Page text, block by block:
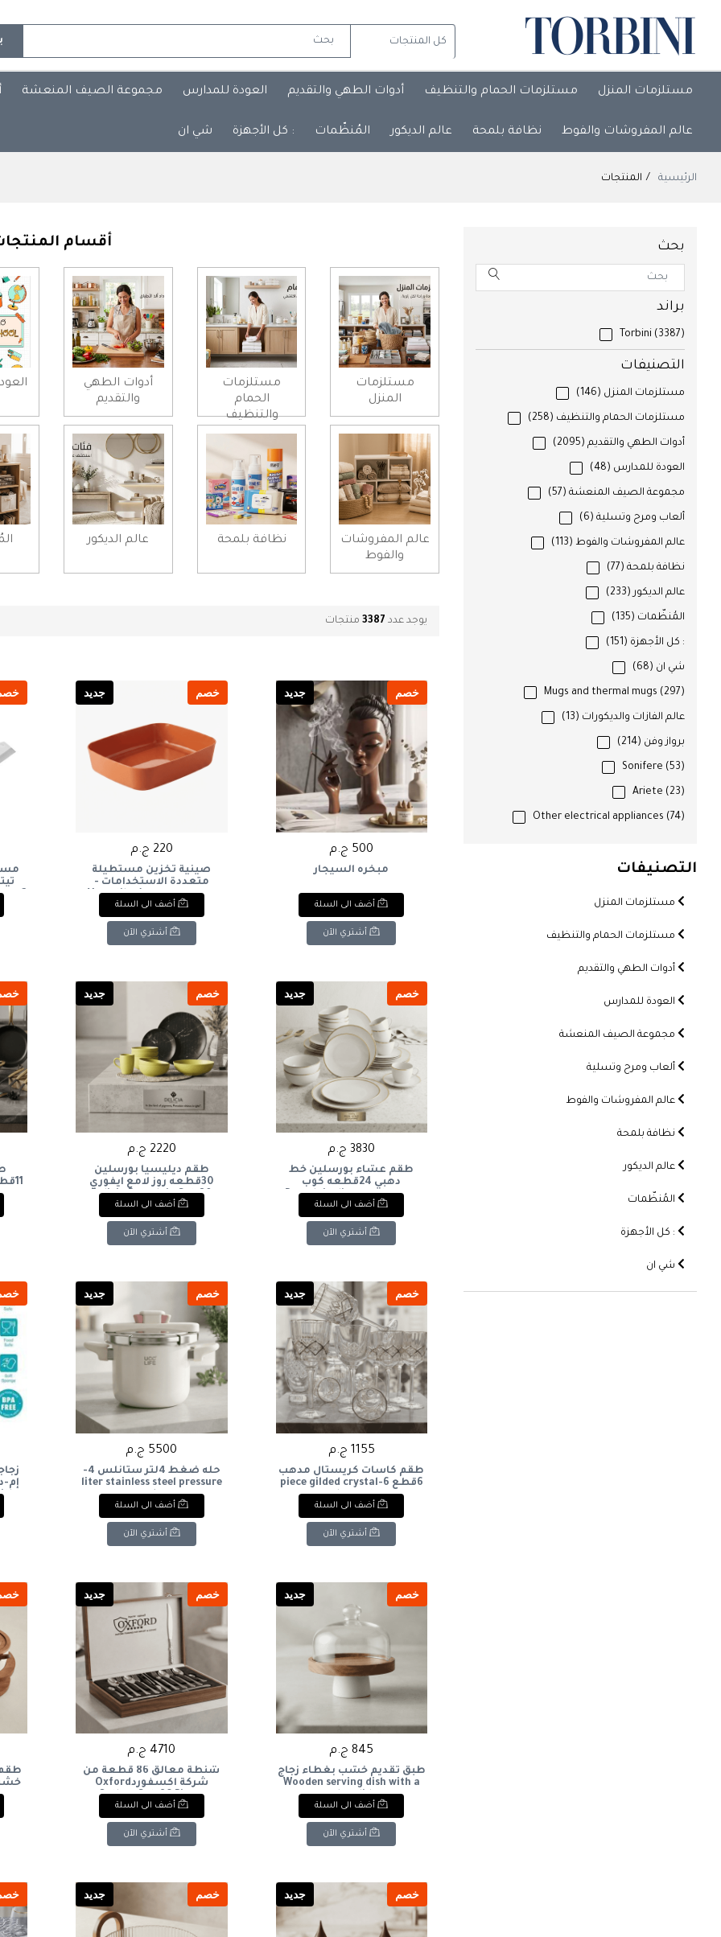
مستلزمات المنزل مستلزمات الحمام والتنظيف أدوات الطهي والتقديم العودة للمدارس مجموعة الصيف المنعشة
عالم المفروشات والفوط نظافة بلمحة عالم الديكور المُنظّمات : كل الأجهزة شي ان
الرئيسية المنتجات
بحث
براند
Torbini (3387)
التصنيفات
مستلزمات المنزل (146)
مستلزمات الحمام والتنظيف (258)
أدوات الطهي والتقديم (2095)
العودة للمدارس (48)
مجموعة الصيف المنعشة (57)
ألعاب ومرح وتسلية (6)
عالم المفروشات والفوط (113)
نظافة بلمحة (77)
عالم الديكور(233)
المُنظّمات (135)
: كل الأجهزة (151)
شي ان (68)
Mugs and thermal mugs (297)
عالم الفازات والديكورات (13)
برواز وفن (214)
Sonifere (53)
Ariete (23)
Other electrical appliances (74)
التصنيفات
مستلزمات المنزل
مستلزمات الحمام والتنظيف
أدوات الطهي والتقديم
العودة للمدارس
مجموعة الصيف المنعشة
ألعاب ومرح وتسلية
عالم المفروشات والفوط
نظافة بلمحة
عالم الديكور
المُنظّمات
: كل الأجهزة
شي ان
أقسام
مستلزمات
المنزل
مستلزمات
الحمام
والتنظيف
أدوات الطهي
والتقديم
عالم المفروشات
والفوط
نظافة بلمحة عالم الديكور
يوجد عدد 3387 منتجات
خصم جديد
500 ج.م
مبخره السيجار
أضف الى السلة
أشتري الآن
خصم جديد
220 ج.م
صينية تخزين مستطيلة
متعددة الاستخدامات -
برتقالي محروق): Versatile
Rectangular Storage Tray -
Burnt Orange
أضف الى السلة
أشتري الآن
- 2
خصم جديد
3830 ج.م
طقم عشاء بورسلين خط
دهبي 24قطعه كوب
كريميPorcelain dinner set
with gold trim, 24 pieces,
cream-colored cup
أضف الى السلة
أشتري الآن
خصم جديد
2220 ج.م
طقم ديليسيا بورسلين
30قطعه روز لامع ايفوري
Delicia Porcelain Set, 30
Pieces, Rose Ivory Glossy
أضف الى السلة
أشتري الآن
خصم جديد
1155 ج.م
طقم كاسات كريستال مدهب
6قطع 6-piece gilded crystal
glass set
أضف الى السلة
أشتري الآن
خصم جديد
5500 ج.م
حله ضغط 4لتر ستانلس 4-
liter stainless steel pressure
cooker
أضف الى السلة
أشتري الآن
خصم جديد
845 ج.م
طبق تقديم خشب بغطاء زجاج
Wooden serving dish with a
glass lid
أضف الى السلة
أشتري الآن
خصم جديد
4710 ج.م
شنطة معالق 86 قطعة من
شركة اكسفوردOxford
Cutlery Set, 86 Pieces
أضف الى السلة
أشتري الآن
خصم جديد خصم جديد